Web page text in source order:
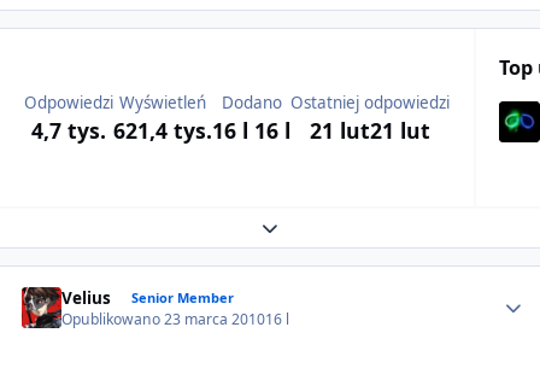
Odpowiedzi
4,7 tys.
Wyświetleń
621,4 tys.
Dodano
16 l 16 l
Ostatniej odpowiedzi
21 lut21 lut
Expand topic overview
Velius Senior Member
Opublikowano23 marca 201016 l